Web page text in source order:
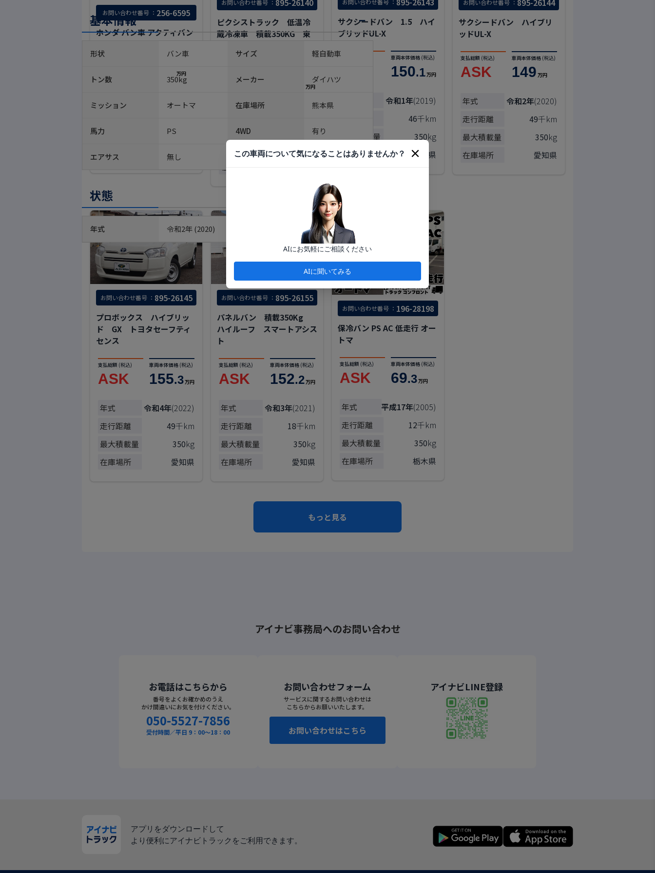
基本情報
形状 バン車 サイズ 軽自動車
トン数 350kg メーカー ダイハツ
ミッション オートマ 在庫場所 熊本県
馬力 PS 4WD 有り
エアサス 無し
状態
年式 令和2年 (2020) 47千km
お問い合わせ番号 ： 256-6595
ホンダ バン車 アクティバン
支払総額 車両本体価格(税込)
万円
年式 平成27年 (2015)
最大積載量
在庫場所
熊本県
お問い合わせ番号 ： 895-26140
ピクシストラック 低温冷
蔵冷凍車 積載350KG 東
ASK 万円
(2022)
走行距離
千km
最大積載量
350kg
サクシードバン 1.5 ハイ
ブリッドUL-X
支払総額 車両本体価格 (税込)
150.1万円
令和1年(2019)
46千km
最大積載量
350kg
在庫場所
愛知県
お問い合わせ番号 ： 895-26144
サクシードバン ハイブリ
ッドUL-X
支払総額 (税込)
ASK
車両本体価格 (税込)
149 万円
年式 令和2年(2020)
走行距離
49千km
最大積載量
350kg
在庫場所
愛知県
お問い合わせ番号 ： 895-26145
プロボックス ハイブリッ
ド GX トヨタセーフティ
センス
支払総額 (税込)
ASK
車両本体価格 (税込)
155.3万円
年式 令和4年(2022)
走行距離
49千km
最大積載量
350kg
在庫場所
愛知県
お問い合わせ番号 ： 895-26155
パネルバン 積載350Kg
ハイルーフ スマートアシス
ト
支払総額 (税込)
ASK
車両本体価格 (税込)
152.2万円
年式 令和3年(2021)
走行距離
18千km
最大積載量
350kg
在庫場所
愛知県
お問い合わせ番号 ： 196-28198
保冷バン PS AC 低走行 オー
トマ
支払総額 (税込)
ASK
車両本体価格 (税込)
69.3万円
年式 平成17年(2005)
走行距離
12千km
最大積載量
350kg
在庫場所
栃木県
もっと見る
アイナビ事務局へのお問い合わせ
お電話はこちらから
番号をよくお確かめのうえ
かけ間違いにお気を付けください。
050-5527-7856
受付時間／平日 9：00～18：00
お問い合わせフォーム
サービスに関するお問い合わせは
こちらからお願いいたします。
お問い合わせはこちら
アイナビLINE登録
アプリをダウンロードして
より便利にアイナビトラックをご利用できます。
この車両について気になることはありませんか？
AIにお気軽にご相談ください
AIに聞いてみる